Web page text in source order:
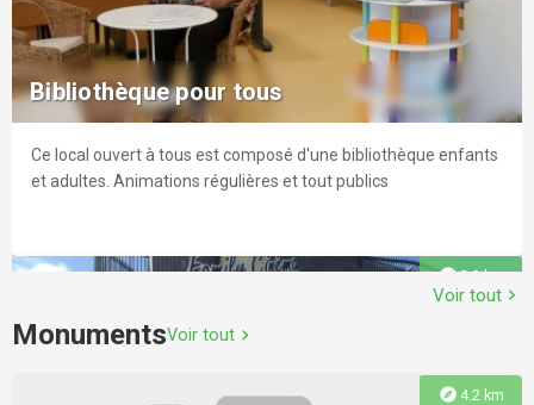
Bibliothèque pour tous
Ce local ouvert à tous est composé d'une bibliothèque enfants
et adultes. Animations régulières et tout publics
explore2.2 km
Voir tout chevron_right
MonumentsVoir tout chevron_right
explore 4.2 km